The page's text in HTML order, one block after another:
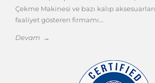
Çekme Makinesi ve bazı kalıp
faaliyet gösteren firmamı...
Devam →